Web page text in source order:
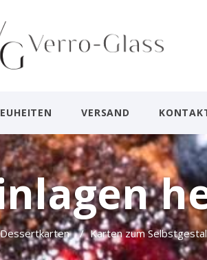
VERSAND
Dessertkarten / Karten zum